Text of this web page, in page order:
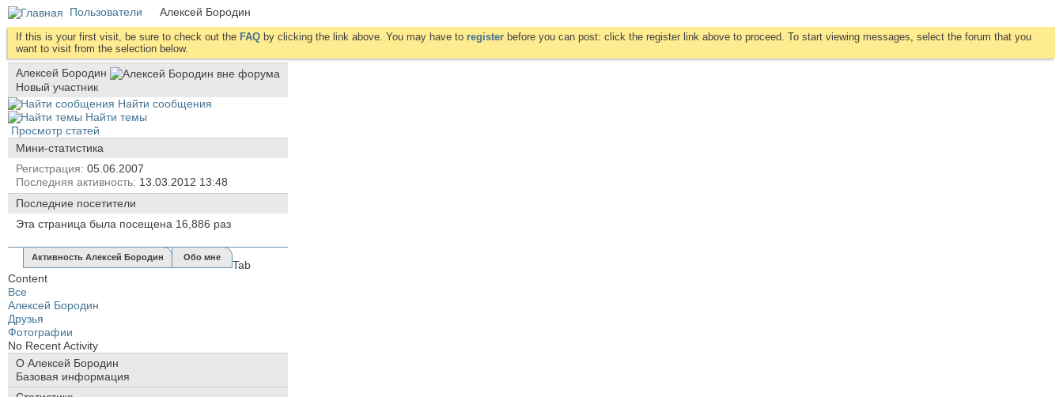
Пользователи Алексей Бородин
If this is your first visit, be sure to check out the FAQ by clicking the link above. You may have to register before you can post: click the register link above to proceed. To start viewing messages, select the forum that you
want to visit from the selection below.
Алексей Бородин
Новый участник
Найти сообщения
Найти темы
Просмотр статей
Мини-статистика
Регистрация 05.06.2007
Последняя активность 13.03.2012 13:48
Последние посетители
Эта страница была посещена 16,886 раз
Активность Алексей Бородин Обо мне
Tab
Content
Все
Алексей Бородин
Друзья
Фотографии
No Recent Activity
О Алексей Бородин
Базовая информация